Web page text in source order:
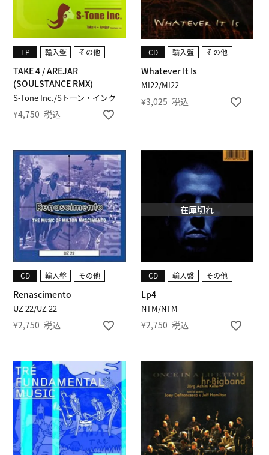
S-Tone Inc./Sトーン・インク
TAKE 4 / AREJAR
(SOULSTANCE RMX)
LP 輸入盤 その他
¥4,750 税込
MI22/MI22
Whatever It Is
CD 輸入盤 その他
¥3,025 税込
UZ 22/UZ 22
Renascimento
CD 輸入盤 その他
¥2,750 税込
NTM/NTM
Lp4
CD 輸入盤 その他
¥2,750 税込
在庫切れ